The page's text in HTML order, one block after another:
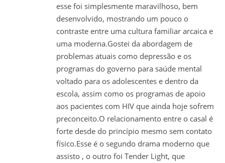
esse foi simplesmente maravilhoso, bem
desenvolvido, mostrando um pouco o
contraste entre uma cultura familiar arcaica e
uma moderna.Gostei da abordagem de
problemas atuais como depressão e os
programas do governo para saúde mental
voltado para os adolescentes e dentro da
escola, assim como os programas de apoio
aos pacientes com HIV que ainda hoje sofrem
preconceito.O relacionamento entre o casal é
forte desde do princípio mesmo sem contato
físico.Esse é o segundo drama moderno que
assisto , o outro foi Tender Light, que